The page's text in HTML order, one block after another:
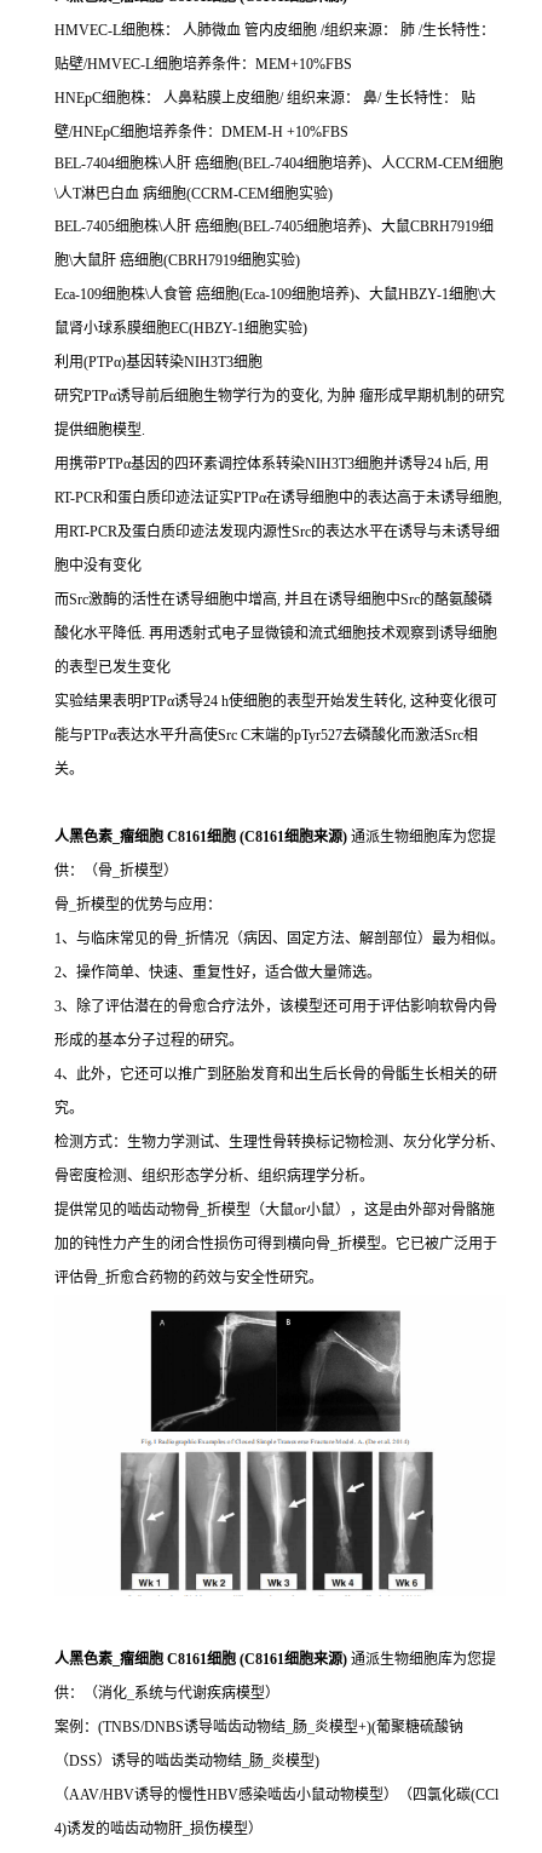
HMVEC-L细胞株： 人肺微血 管内皮细胞 /组织来源： 肺 /生长特性：
贴壁/HMVEC-L细胞培养条件：MEM+10%FBS
HNEpC细胞株： 人鼻粘膜上皮细胞/ 组织来源： 鼻/ 生长特性： 贴
壁/HNEpC细胞培养条件：DMEM-H +10%FBS
BEL-7404细胞株\人肝 癌细胞(BEL-7404细胞培养)、人CCRM-CEM细胞
\人T淋巴白血 病细胞(CCRM-CEM细胞实验)
BEL-7405细胞株\人肝 癌细胞(BEL-7405细胞培养)、大鼠CBRH7919细
胞\大鼠肝 癌细胞(CBRH7919细胞实验)
Eca-109细胞株\人食管 癌细胞(Eca-109细胞培养)、大鼠HBZY-1细胞\大
鼠肾小球系膜细胞EC(HBZY-1细胞实验)
利用(PTPα)基因转染NIH3T3细胞
研究PTPα诱导前后细胞生物学行为的变化, 为肿 瘤形成早期机制的研究
提供细胞模型.
用携带PTPα基因的四环素调控体系转染NIH3T3细胞并诱导24 h后, 用
RT-PCR和蛋白质印迹法证实PTPα在诱导细胞中的表达高于未诱导细胞,
用RT-PCR及蛋白质印迹法发现内源性Src的表达水平在诱导与未诱导细
胞中没有变化
而Src激酶的活性在诱导细胞中增高, 并且在诱导细胞中Src的酪氨酸磷
酸化水平降低. 再用透射式电子显微镜和流式细胞技术观察到诱导细胞
的表型已发生变化
实验结果表明PTPα诱导24 h使细胞的表型开始发生转化, 这种变化很可
能与PTPα表达水平升高使Src C末端的pTyr527去磷酸化而激活Src相
关。
人黑色素_瘤细胞 C8161细胞 (C8161细胞来源) 通派生物细胞库为您提
供：（骨_折模型）
骨_折模型的优势与应用：
1、与临床常见的骨_折情况（病因、固定方法、解剖部位）最为相似。
2、操作简单、快速、重复性好，适合做大量筛选。
3、除了评估潜在的骨愈合疗法外，该模型还可用于评估影响软骨内骨
形成的基本分子过程的研究。
4、此外，它还可以推广到胚胎发育和出生后长骨的骨骺生长相关的研
究。
检测方式：生物力学测试、生理性骨转换标记物检测、灰分化学分析、
骨密度检测、组织形态学分析、组织病理学分析。
提供常见的啮齿动物骨_折模型（大鼠or小鼠），这是由外部对骨骼施
加的钝性力产生的闭合性损伤可得到横向骨_折模型。它已被广泛用于
评估骨_折愈合药物的药效与安全性研究。
人黑色素_瘤细胞 C8161细胞 (C8161细胞来源) 通派生物细胞库为您提
供：（消化_系统与代谢疾病模型）
案例：(TNBS/DNBS诱导啮齿动物结_肠_炎模型+)(葡聚糖硫酸钠
（DSS）诱导的啮齿类动物结_肠_炎模型)
（AAV/HBV诱导的慢性HBV感染啮齿小鼠动物模型）（四氯化碳(CCl
4)诱发的啮齿动物肝_损伤模型）